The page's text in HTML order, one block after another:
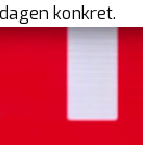
konkret.